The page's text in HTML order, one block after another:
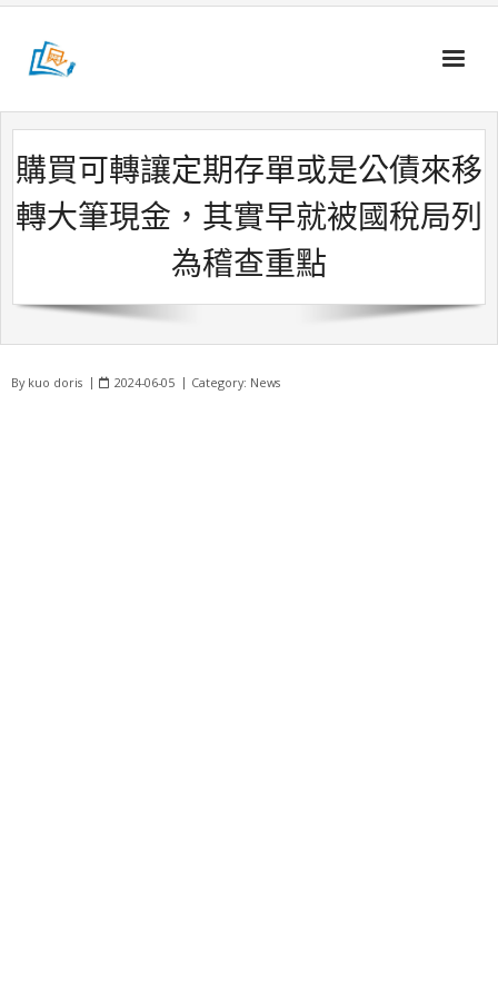
Skip
content
購買可轉讓定期存單或是公債來移
轉大筆現金，其實早就被國稅局列
為稽查重點
By kuo doris 2024-06-05 Category: News